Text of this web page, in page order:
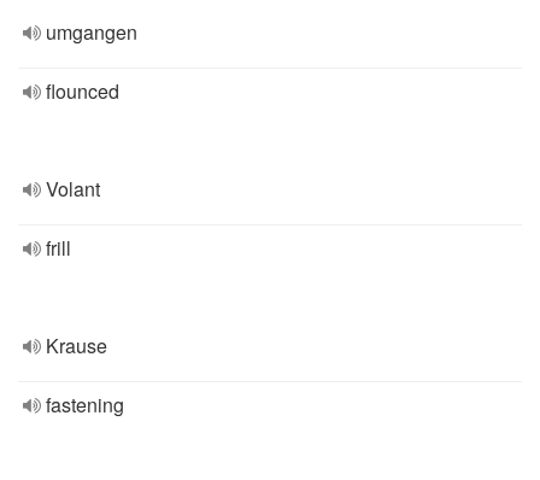
umgangen
flounced
Volant
frill
Krause
fastening